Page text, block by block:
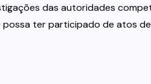
das autoridades
ter participado de atos de